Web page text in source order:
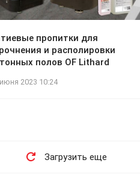
пропитки для
и располировки
полов OF Lithard
2023 10:24
Загрузить еще